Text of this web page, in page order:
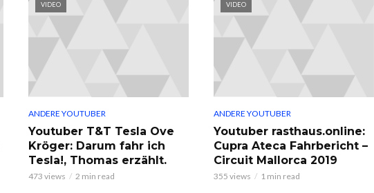
VIDEO
ANDERE YOUTUBER
Youtuber T&T Tesla Ove
Kröger: Darum fahr ich
Tesla!, Thomas erzählt.
473 views 2 min read
VIDEO
ANDERE YOUTUBER
Youtuber rasthaus.online:
Cupra Ateca Fahrbericht –
Circuit Mallorca 2019
355 views 1 min read